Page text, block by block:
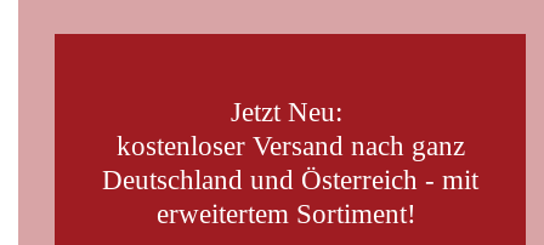
Jetzt Neu:
kostenloser Versand nach ganz
Deutschland und Österreich - mit
erweitertem Sortiment!